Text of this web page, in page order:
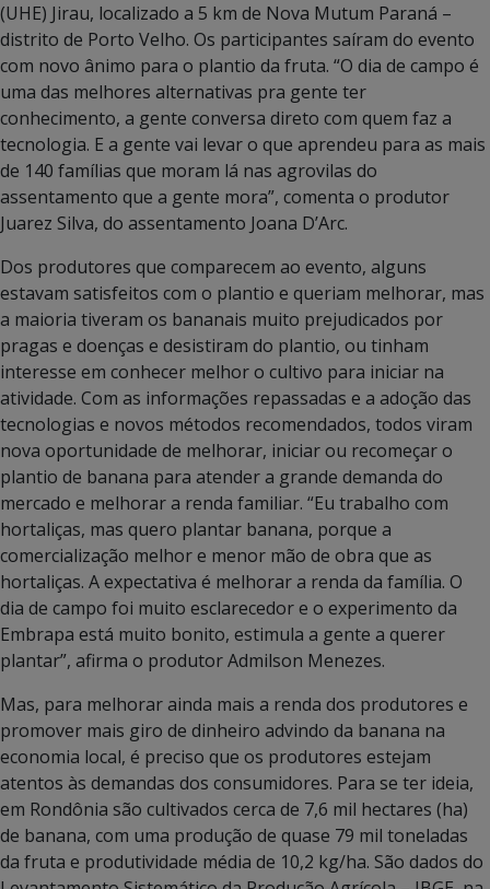
(UHE) Jirau, localizado a 5 km de Nova Mutum Paraná –
distrito de Porto Velho. Os participantes saíram do evento
com novo ânimo para o plantio da fruta. “O dia de campo é
uma das melhores alternativas pra gente ter
conhecimento, a gente conversa direto com quem faz a
tecnologia. E a gente vai levar o que aprendeu para as mais
de 140 famílias que moram lá nas agrovilas do
assentamento que a gente mora”, comenta o produtor
Juarez Silva, do assentamento Joana D’Arc.
Dos produtores que comparecem ao evento, alguns
estavam satisfeitos com o plantio e queriam melhorar, mas
a maioria tiveram os bananais muito prejudicados por
pragas e doenças e desistiram do plantio, ou tinham
interesse em conhecer melhor o cultivo para iniciar na
atividade. Com as informações repassadas e a adoção das
tecnologias e novos métodos recomendados, todos viram
nova oportunidade de melhorar, iniciar ou recomeçar o
plantio de banana para atender a grande demanda do
mercado e melhorar a renda familiar. “Eu trabalho com
hortaliças, mas quero plantar banana, porque a
comercialização melhor e menor mão de obra que as
hortaliças. A expectativa é melhorar a renda da família. O
dia de campo foi muito esclarecedor e o experimento da
Embrapa está muito bonito, estimula a gente a querer
plantar”, afirma o produtor Admilson Menezes.
Mas, para melhorar ainda mais a renda dos produtores e
promover mais giro de dinheiro advindo da banana na
economia local, é preciso que os produtores estejam
atentos às demandas dos consumidores. Para se ter ideia,
em Rondônia são cultivados cerca de 7,6 mil hectares (ha)
de banana, com uma produção de quase 79 mil toneladas
da fruta e produtividade média de 10,2 kg/ha. São dados do